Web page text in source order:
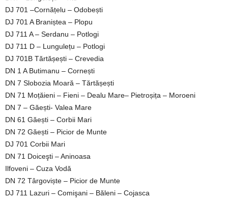
DJ 701 –Cornățelu – Odobești
DJ 701 A Braniștea – Plopu
DJ 711 A – Serdanu – Potlogi
DJ 711 D – Lungulețu – Potlogi
DJ 701B Tărtășești – Crevedia
DN 1 A Butimanu – Cornești
DN 7 Slobozia Moară – Tărtășești
DN 71 Moțăieni – Fieni – Dealu Mare– Pietroșița – Moroeni
DN 7 – Găești- Valea Mare
DN 61 Găești – Corbii Mari
DN 72 Găești – Picior de Munte
DJ 701 Corbii Mari
DN 71 Doiceşti – Aninoasa
Ilfoveni – Cuza Vodă
DN 72 Târgoviște – Picior de Munte
DJ 711 Lazuri – Comişani – Băleni – Cojasca